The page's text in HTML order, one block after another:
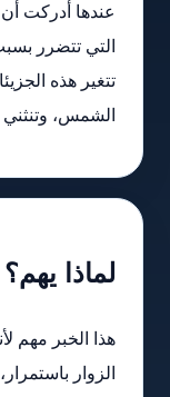
عندها أدركت
التي تتضرر
تتغير هذه
الشمس،
لماذا يهم؟
هذا الخبر مهم
الزوار